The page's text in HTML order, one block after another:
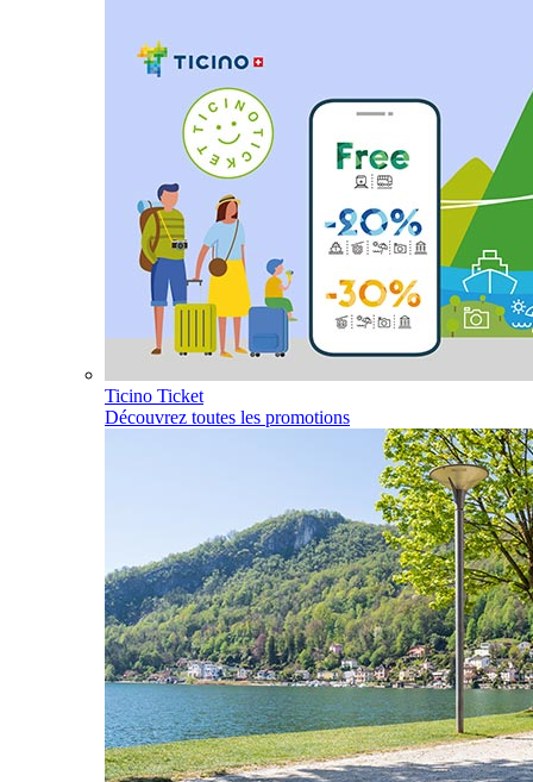
Ticino Ticket
Découvrez toutes les promotions